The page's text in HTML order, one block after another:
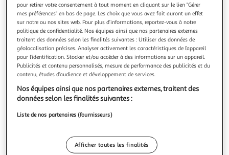
QUE REVIENNENT CEUX QUI SONT LOIN, Adrian
Pierre
Là, sur la route de la mer, après le portail blanc,
dissimulées derrière les haies de troènes, les tilleuls et les
hortensias, se trouvaient les vacances en Bretagne. Août
était le mois qui ressemblait le plus à la vie . Revenu passer
l'été dans la grande maison familiale du Finistère, entre
après-
En savoir +
Vous voulez connaître le prix de ce produit ?
Afficher le prix
pour retirer votre consentement à tout moment en cliquant sur le lien "Gérer
mes préférences" en bas de page. Les choix que vous avez fait auront un effet
sur notre ou nos sites web. Pour plus d’informations, reportez-vous à notre
politique de confidentialité. Nos équipes ainsi que nos partenaires externes
traitent des données selon les finalités suivantes : Utiliser des données de
géolocalisation précises. Analyser activement les caractéristiques de l’appareil
pour l’identification. Stocker et/ou accéder à des informations sur un appareil.
Publicités et contenu personnalisés, mesure de performance des publicités et du
contenu, études d’audience et développement de services.
Nos équipes ainsi que nos partenaires externes, traitent des
données selon les finalités suivantes :
Liste de nos partenaires (fournisseurs)
Afficher toutes les finalités